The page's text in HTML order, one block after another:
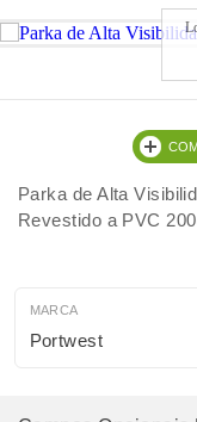
Parka de Alta
Revestido a PVC
MARCA
Portwest